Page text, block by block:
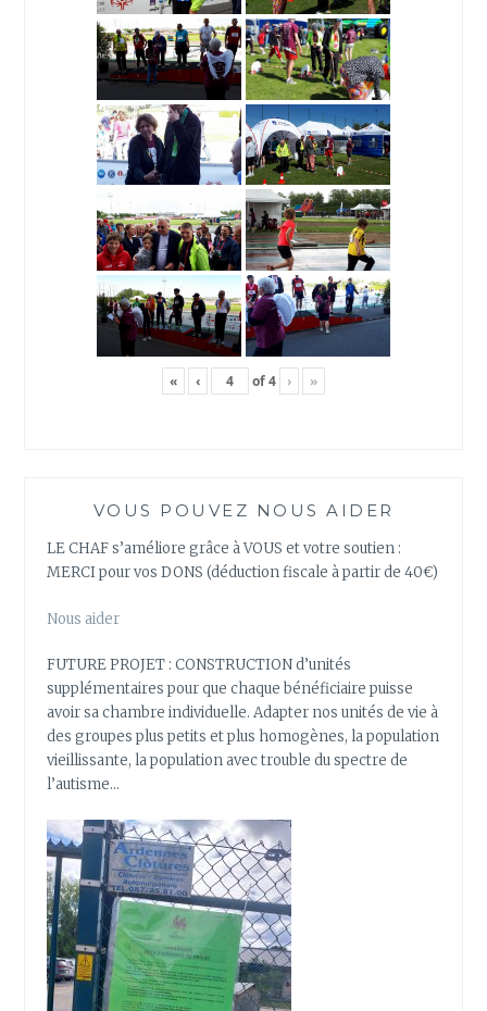
« ‹ of4 › »
VOUS POUVEZ NOUS AIDER
LE CHAF s’améliore grâce à VOUS et votre soutien :
MERCI pour vos DONS (déduction fiscale à partir de 40€)
Nous aider
FUTURE PROJET : CONSTRUCTION d’unités
supplémentaires pour que chaque bénéficiaire puisse
avoir sa chambre individuelle. Adapter nos unités de vie à
des groupes plus petits et plus homogènes, la population
vieillissante, la population avec trouble du spectre de
l’autisme…